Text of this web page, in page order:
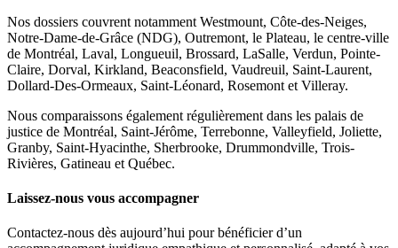
Nos dossiers couvrent notamment Westmount, Côte-des-Neiges,
Notre-Dame-de-Grâce (NDG), Outremont, le Plateau, le centre-ville
de Montréal, Laval, Longueuil, Brossard, LaSalle, Verdun, Pointe-
Claire, Dorval, Kirkland, Beaconsfield, Vaudreuil, Saint-Laurent,
Dollard-Des-Ormeaux, Saint-Léonard, Rosemont et Villeray.
Nous comparaissons également régulièrement dans les palais de
justice de Montréal, Saint-Jérôme, Terrebonne, Valleyfield, Joliette,
Granby, Saint-Hyacinthe, Sherbrooke, Drummondville, Trois-
Rivières, Gatineau et Québec.
Laissez-nous vous accompagner
Contactez-nous dès aujourd’hui pour bénéficier d’un